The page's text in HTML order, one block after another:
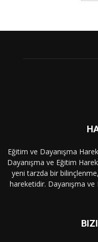
Eğitim ve Dayanışma
Dayanışma ve Eğitim
yeni tarzda bir
hareketidir. Dayanışma